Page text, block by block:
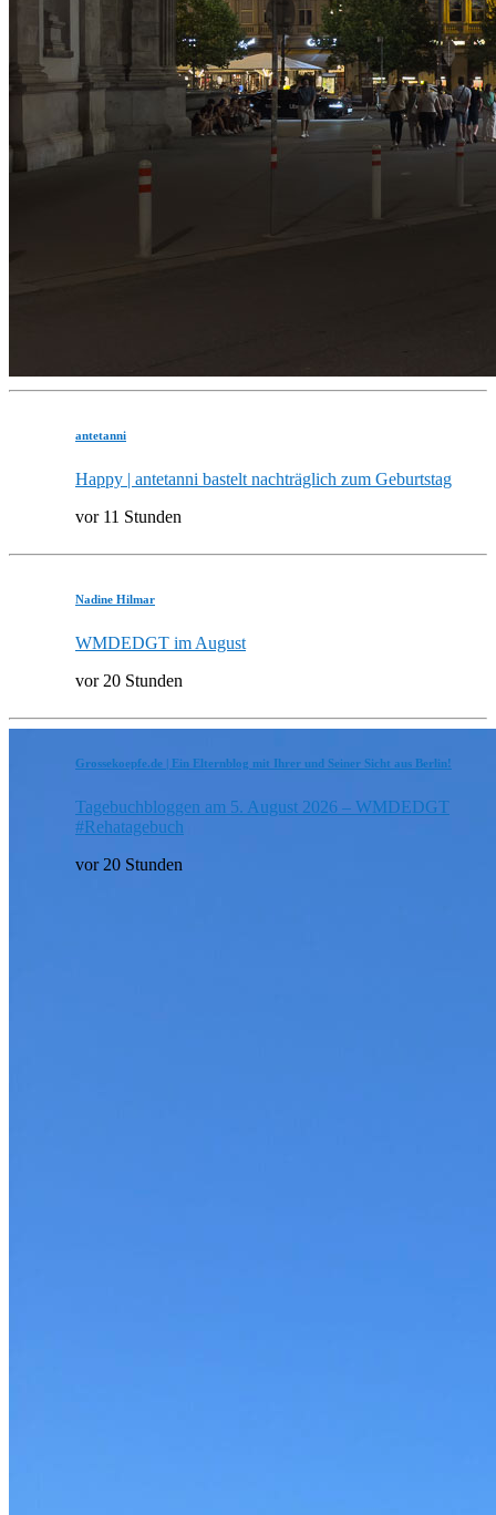
antetanni
Happy | antetanni bastelt nachträglich zum Geburtstag
vor 11 Stunden
Nadine Hilmar
WMDEDGT im August
vor 20 Stunden
Grossekoepfe.de | Ein Elternblog mit Ihrer und Seiner Sicht aus Berlin!
Tagebuchbloggen am 5. August 2026 – WMDEDGT
#Rehatagebuch
vor 20 Stunden